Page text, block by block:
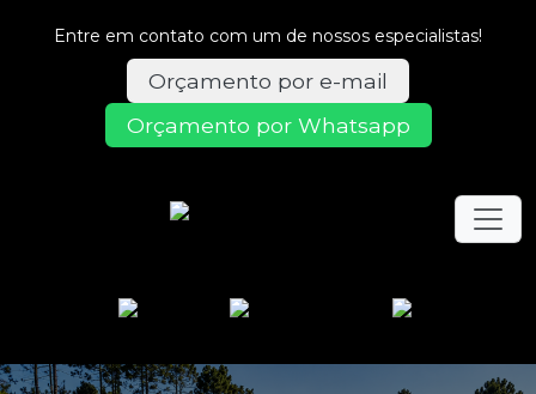
Entre em contato com um de nossos especialistas!
Orçamento por e-mail
Orçamento por Whatsapp